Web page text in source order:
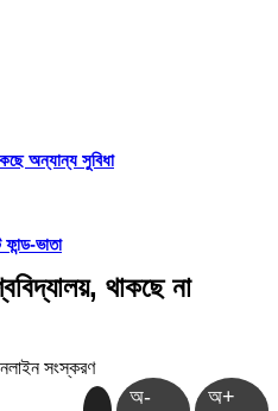
অন্যান্য সুবিধা
ভাতা
থাকছে না
সংস্করণ
অ- অ+